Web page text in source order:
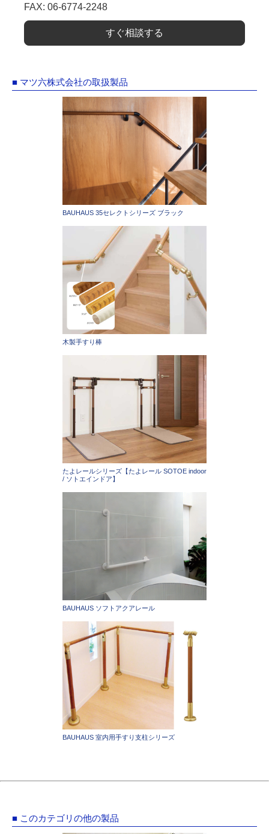
FAX: 06-6774-2248
すぐ相談する
■ マツ六株式会社の取扱製品
BAUHAUS 35セレクトシリーズ ブラック
木製手すり棒
たよレールシリーズ【たよレール SOTOE indoor
/ ソトエインドア】
BAUHAUS ソフトアクアレール
BAUHAUS 室内用手すり支柱シリーズ
■ このカテゴリの他の製品